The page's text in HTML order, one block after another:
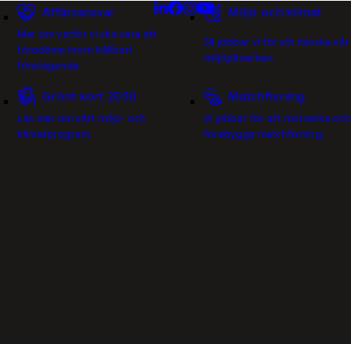
Affärsansvar
Mer om varför vi ska vara ett
föredöme inom hållbart
företagande.
Miljö och klimat
Så jobbar vi för att minska vår
miljöpåverkan.
Grönt kort 2030
Läs mer om vårt miljö- och
klimatprogram.
Matchfixning
Vi jobbar för att motverka och
förebygga matchfixning.